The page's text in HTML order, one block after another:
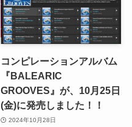
コンピレーションアルバム
『BALEARIC
GROOVES』が、10月25日
(金)に発売しました！！
2024年10月28日